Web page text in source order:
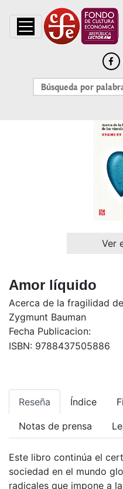
Ver
Amor líquido
Acerca de la fragilidad
Zygmunt Bauman
Fecha Publicacion:
ISBN: 9788437505886
Reseña Índice
Notas de prensa
Este libro continúa el
sociedad en el mundo
radicales que impone a